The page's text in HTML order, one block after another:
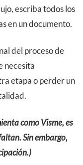
escriba todos los
en un documento.
del proceso de
necesita
etapa o perder un
como Visme, es
Sin embargo,